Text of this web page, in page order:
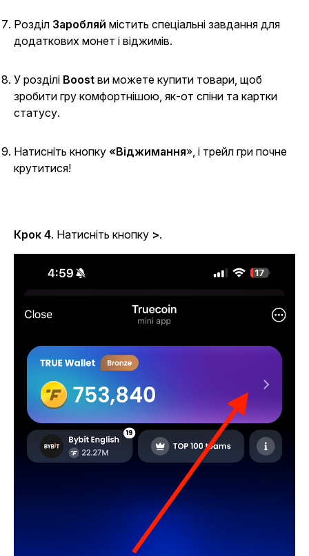
Розділ Заробляй містить спеціальні завдання для
додаткових монет і віджимів.
У розділі Boost ви можете купити товари, щоб
зробити гру комфортнішою, як-от спіни та картки
статусу.
Натисніть кнопку «Віджимання», і трейл гри почне
крутитися!
Крок 4. Натисніть кнопку >.